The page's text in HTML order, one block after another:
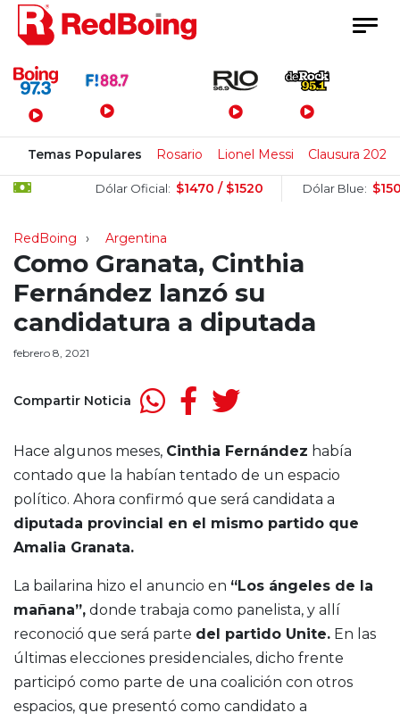
Menú Principal
Temas Populares Rosario Lionel Messi Clausura 2026
Dólar Oficial: $1470 / $1520 Dólar Blue: $1505 /
RedBoing Argentina
Como Granata, Cinthia
Fernández lanzó su
candidatura a diputada
febrero 8, 2021
Compartir Noticia
Hace algunos meses, Cinthia Fernández había
contado que la habían tentado de un espacio
político. Ahora confirmó que será candidata a
diputada provincial en el mismo partido que
Amalia Granata.
La bailarina hizo el anuncio en “Los ángeles de la
mañana”, donde trabaja como panelista, y allí
reconoció que será parte del partido Unite. En las
últimas elecciones presidenciales, dicho frente
participó como parte de una coalición con otros
espacios, que presentó como candidato a